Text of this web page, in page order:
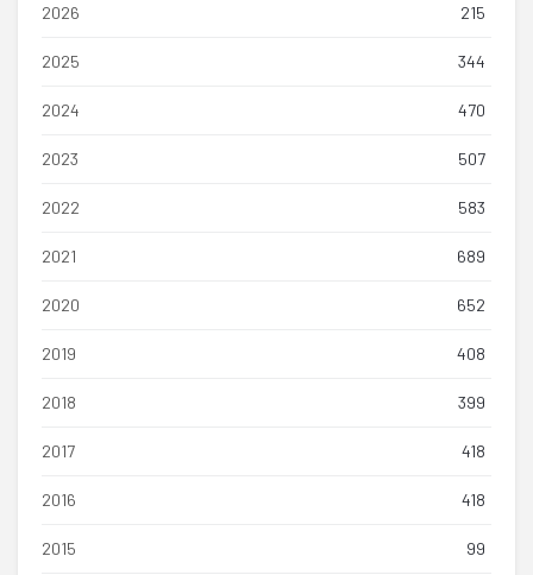
2026 215
2025 344
2024 470
2023 507
2022 583
2021 689
2020 652
2019 408
2018 399
2017 418
2016 418
2015 99